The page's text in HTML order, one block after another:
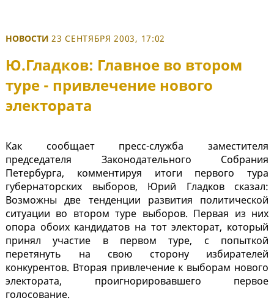
НОВОСТИ 23 СЕНТЯБРЯ 2003, 17:02
Ю.Гладков: Главное во втором
туре - привлечение нового
электората
Как сообщает пресс-служба заместителя
председателя Законодательного Собрания
Петербурга, комментируя итоги первого тура
губернаторских выборов, Юрий Гладков сказал:
Возможны две тенденции развития политической
ситуации во втором туре выборов. Первая из них
опора обоих кандидатов на тот электорат, который
принял участие в первом туре, с попыткой
перетянуть на свою сторону избирателей
конкурентов. Вторая привлечение к выборам нового
электората, проигнорировавшего первое
голосование.